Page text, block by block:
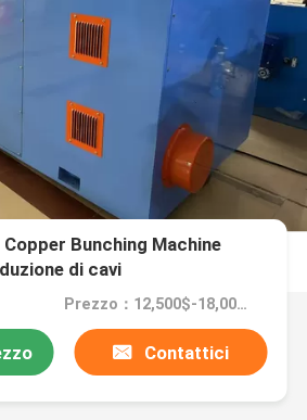
Bunching Machine
di cavi
Prezzo：12,500$-18,000$
Contattici